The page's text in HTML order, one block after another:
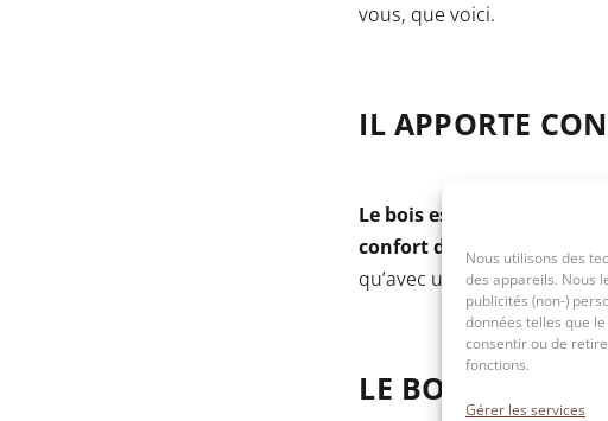
Nous utilisons des
des appareils. Nous
publicités (non-)
données telles que
consentir ou de
fonctions.
Gérer les services
vous, que voici.
IL APPORTE
Le bois est reconnu pour
confort de vie
qu’avec un revêtement de
LE BOIS OFFRE